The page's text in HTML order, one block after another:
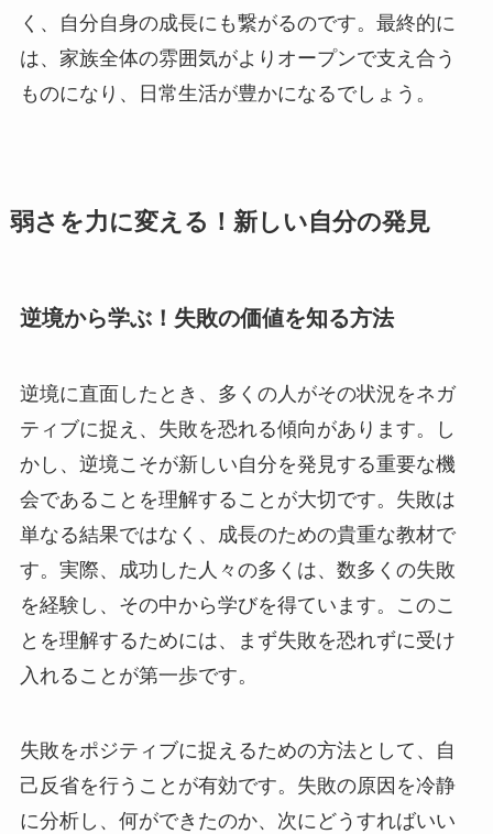
く、自分自身の成長にも繋がるのです。最終的に
は、家族全体の雰囲気がよりオープンで支え合う
ものになり、日常生活が豊かになるでしょう。
弱さを力に変える！新しい自分の発見
逆境から学ぶ！失敗の価値を知る方法
逆境に直面したとき、多くの人がその状況をネガ
ティブに捉え、失敗を恐れる傾向があります。し
かし、逆境こそが新しい自分を発見する重要な機
会であることを理解することが大切です。失敗は
単なる結果ではなく、成長のための貴重な教材で
す。実際、成功した人々の多くは、数多くの失敗
を経験し、その中から学びを得ています。このこ
とを理解するためには、まず失敗を恐れずに受け
入れることが第一歩です。
失敗をポジティブに捉えるための方法として、自
己反省を行うことが有効です。失敗の原因を冷静
に分析し、何ができたのか、次にどうすればいい